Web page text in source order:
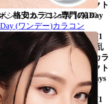
、遠視カラコン、コンタクト
、格安カラコン専門の1Day
(ワンデー)カラコン
ー] ボシュロム ラシェル (1
ン、乱視カラコン、格安乱
視用カラコン、韓国乱視カラ
、遠視カラコン、コンタクト
、格安カラコン専門の7Days
(1週間)カラコン
ー] ボシュロム ラシェル (1